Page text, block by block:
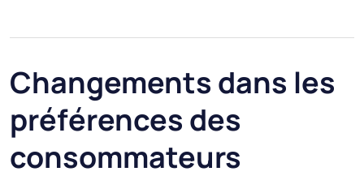
Changements dans les
préférences des
consommateurs